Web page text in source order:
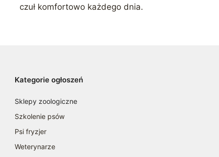
czuł komfortowo każdego dnia.
Kategorie ogłoszeń
Sklepy zoologiczne
Szkolenie psów
Psi fryzjer
Weterynarze